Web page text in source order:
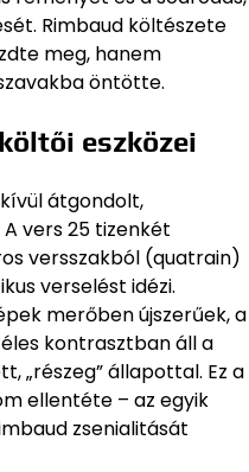
Rimbaud költészete
meg, hanem
öntötte.
eszközei
átgondolt,
vers 25 tizenkét
versszakból (quatrain)
verselést idézi.
merőben újszerűek, a
kontrasztban áll a
„részeg” állapottal. Ez a
ellentéte – az egyik
zsenialitását